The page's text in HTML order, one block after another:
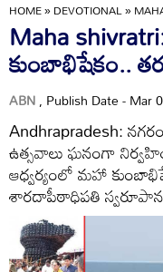
HOME»DEVOTIONAL»
Maha
కుంబాభిషేకం..
ABN, Publish Date - Mar
Andhrapradesh:
ఉత్సవాలు ఘనంగా
ఆధ్వర్యంలో మహా
శారదాపీఠాధిపతి